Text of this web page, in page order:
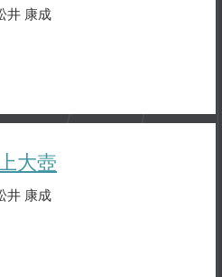
井 康成
大壺
井 康成